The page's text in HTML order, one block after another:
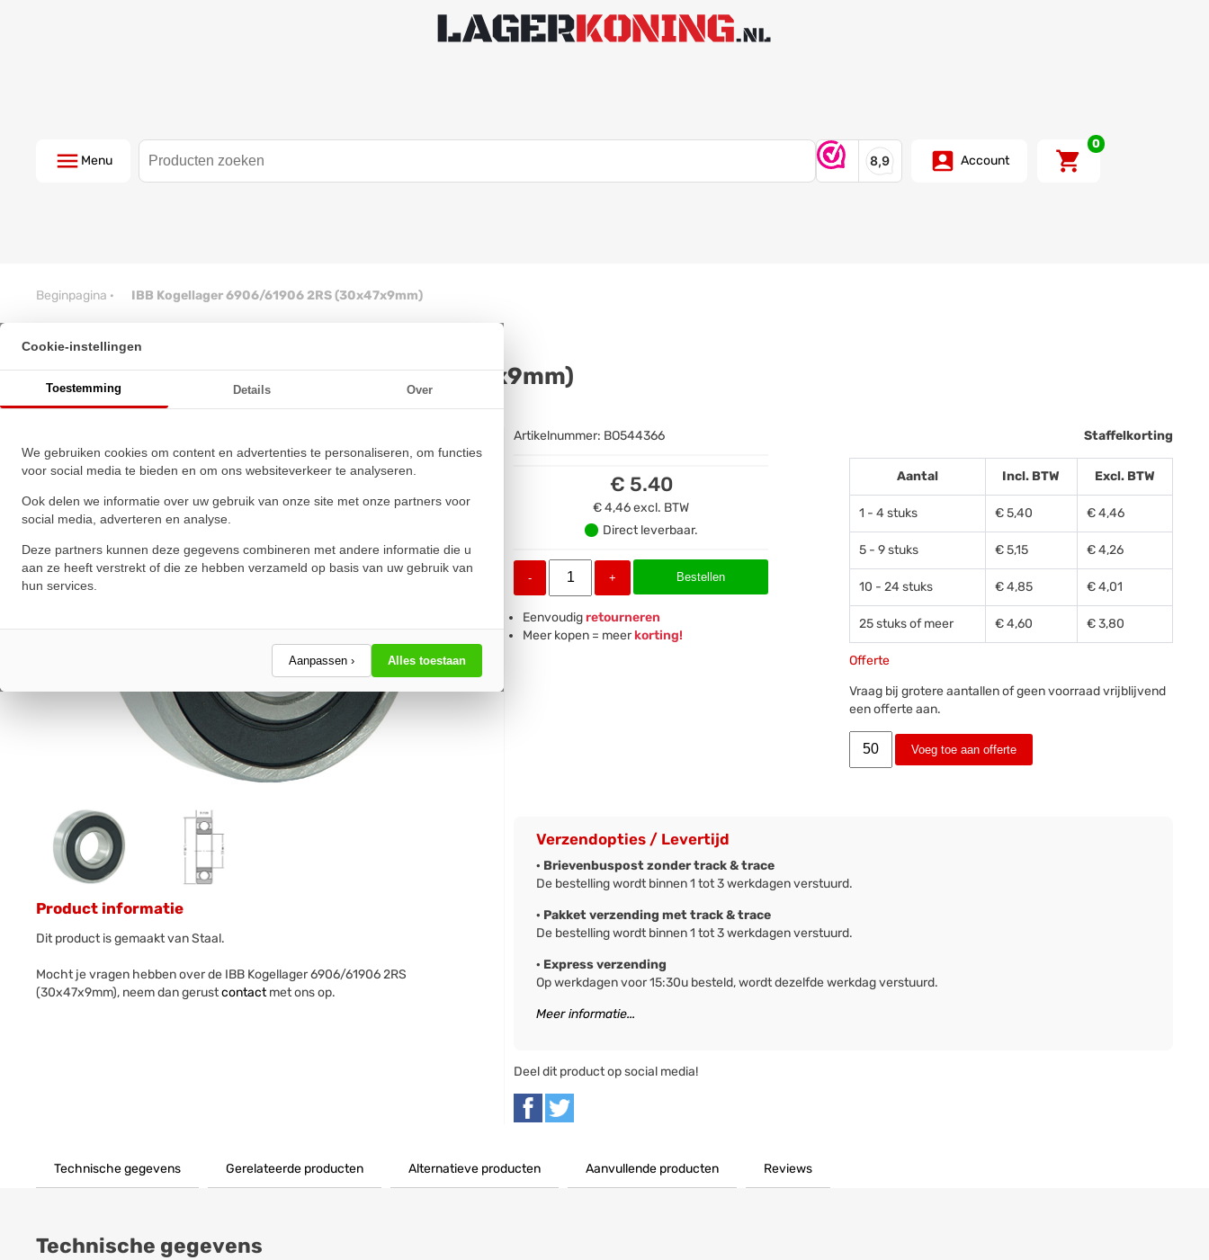
Menu Account
0
Beginpagina · IBB Kogellager 6906/61906 2RS (30x47x9mm)
Cookie-instellingen
Toestemming Details Over
We gebruiken cookies om content en advertenties te personaliseren, om functies
voor social media te bieden en om ons websiteverkeer te analyseren.
Ook delen we informatie over uw gebruik van onze site met onze partners voor
social media, adverteren en analyse.
Deze partners kunnen deze gegevens combineren met andere informatie die u
aan ze heeft verstrekt of die ze hebben verzameld op basis van uw gebruik van
hun services.
Aanpassen › Alles toestaan
IBB Kogellager 6906/61906 2RS (30x47x9mm)
★★★★★
★★★★★
Product informatie
Dit product is gemaakt van Staal.
Mocht je vragen hebben over de IBB Kogellager 6906/61906 2RS
(30x47x9mm), neem dan gerustcontactmet ons op.
Artikelnummer: BO544366
€ 5.40
€ 4,46excl. BTW
Direct leverbaar.
- + Bestellen
Eenvoudigretourneren
Meer kopen = meerkorting!
Staffelkorting
Aantal Incl. BTW Excl. BTW
1 - 4 stuks € 5,40 € 4,46
5 - 9 stuks € 5,15 € 4,26
10 - 24 stuks € 4,85 € 4,01
25 stuks of meer € 4,60 € 3,80
Offerte
Vraag bij grotere aantallen of geen voorraad vrijblijvend
een offerte aan.
Voeg toe aan offerte
Verzendopties / Levertijd
· Brievenbuspost zonder track & trace
De bestelling wordt binnen 1 tot 3 werkdagen verstuurd.
· Pakket verzending met track & trace
De bestelling wordt binnen 1 tot 3 werkdagen verstuurd.
· Express verzending
Op werkdagen voor 15:30u besteld, wordt dezelfde werkdag verstuurd.
Meer informatie...
Deel dit product op social media!
Technische gegevens Gerelateerde producten Alternatieve producten Aanvullende producten Reviews
Technische gegevens